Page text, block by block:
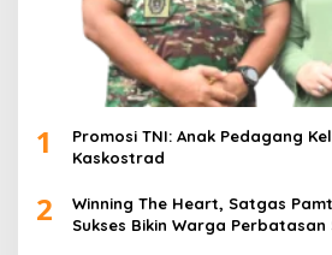
1
Promosi TNI: Anak Pedagang
Kaskostrad
2
Winning The Heart, Satgas
Sukses Bikin Warga Perbatasan